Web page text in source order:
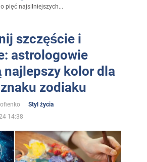
pięć najsilniejszych...
szczęście i
astrologowie
najlepszy kolor dla
zodiaku
Styl życia
14:38